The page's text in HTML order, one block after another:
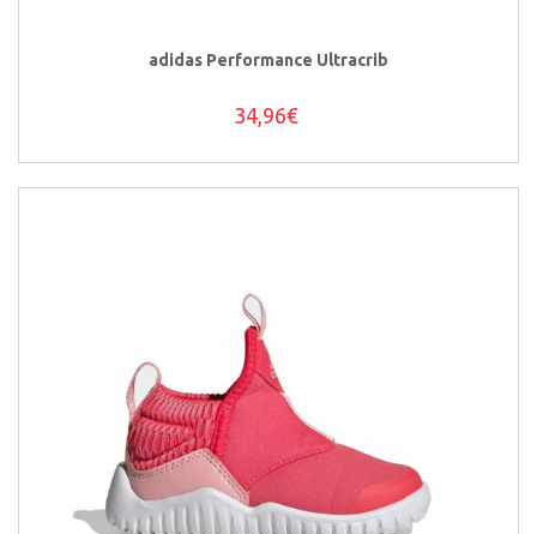
adidas Performance Ultracrib
34,96€